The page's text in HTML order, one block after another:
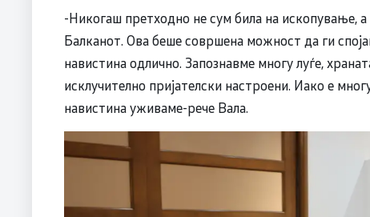
-Никогаш претходно не сум била на ископување,
Балканот. Ова беше совршена можност да ги
навистина одлично. Запознавме многу луѓе,
исклучително пријателски настроени. Иако е
навистина уживаме-рече Вала.